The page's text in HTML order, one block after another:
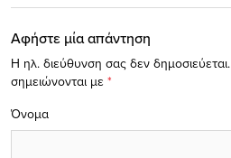
Αφήστε μία απάντηση
Η ηλ. διεύθυνση σας δεν δημοσιεύεται.
σημειώνονται με *
Όνομα